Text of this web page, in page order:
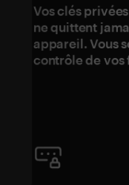
Vos clés
ne quittent
appareil. Vous
contrôle de vos